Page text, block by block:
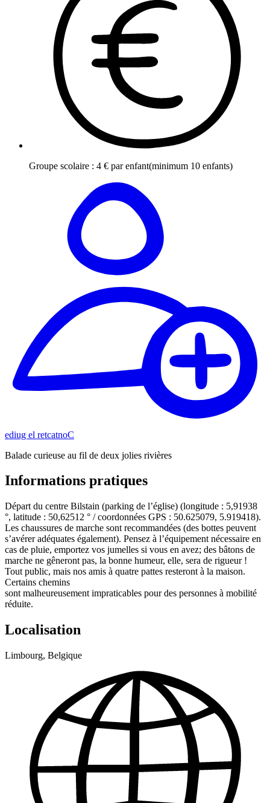
Groupe scolaire : 4 € par enfant(minimum 10 enfants)
Contacter le guide
Balade curieuse au fil de deux jolies rivières
Informations pratiques
Départ du centre Bilstain (parking de l’église) (longitude : 5,91938
°, latitude : 50,62512 ° / coordonnées GPS : 50.625079, 5.919418).
Les chaussures de marche sont recommandées (des bottes peuvent
s’avérer adéquates également). Pensez à l’équipement nécessaire en
cas de pluie, emportez vos jumelles si vous en avez; des bâtons de
marche ne gêneront pas, la bonne humeur, elle, sera de rigueur !
Tout public, mais nos amis à quatre pattes resteront à la maison.
Certains chemins
sont malheureusement impraticables pour des personnes à mobilité
réduite.
Localisation
Limbourg, Belgique